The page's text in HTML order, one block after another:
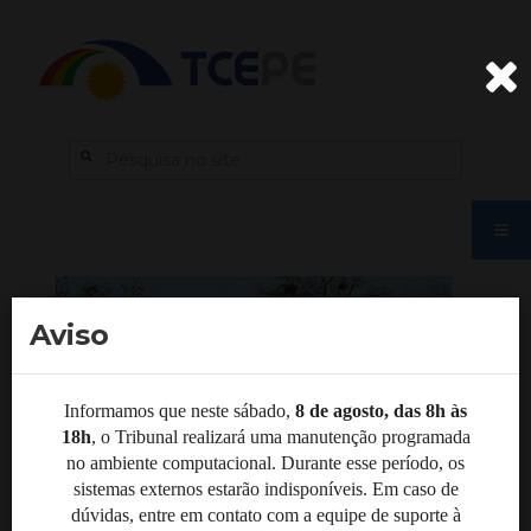
Aviso
Informamos que neste sábado, 8 de agosto, das 8h às
18h, o Tribunal realizará uma manutenção programada
no ambiente computacional. Durante esse período, os
sistemas externos estarão indisponíveis. Em caso de
dúvidas, entre em contato com a equipe de suporte à